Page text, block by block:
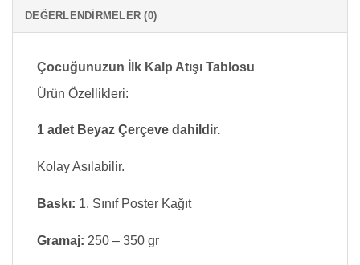
DEĞERLENDIRMELER (0)
Çocuğunuzun İlk Kalp Atışı Tablosu
Ürün Özellikleri:
1 adet Beyaz Çerçeve dahildir.
Kolay Asılabilir.
Baskı: 1. Sınıf Poster Kağıt
Gramaj: 250 – 350 gr